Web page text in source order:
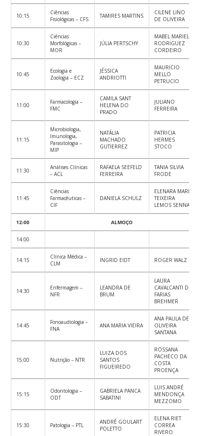
10:15
Ciências
Fisiológicas – CFS
TAMIRES MARTINS
CILENE LINO
DE OLIVEIRA
10:30
Ciências
Morfológicas –
MOR
JÚLIA PERTSCHY
MABEL MARIELA
RODRIGUEZ
CORDEIRO
10:45
Ecologia e
Zoologia – ECZ
JÉSSICA
ANDRIOTTI
MAURICIO
MELLO
PETRUCIO
11:00
Farmacologia –
FMC
CAMILA SANT
HELENA DO
PRADO
JULIANO
FERREIRA
11:15
Microbiologia,
Imunologia,
Parasitologia –
MIP
NATÁLIA
MACHADO
GUTIERREZ
PATRICIA
HERMES
STOCO
11:30
Análises Clínicas
– ACL
RAFAELA SEEFELD
FERREIRA
TANIA SILVIA
FRODE
11:45
Ciências
Farmacêuticas –
CIF
DANIELA SCHULZ
ELENARA MARIA
TEIXEIRA
LEMOS SENNA
12:00 ALMOÇO
14:00
14:15
Clínica Médica –
CLM
INGRID EIDT ROGER WALZ
14:30
Enfermagem –
NFR
LEANDRA DE
BRUM
LAURA
CAVALCANTI DE
FARIAS
BREHMER
14:45
Fonoaudiologia –
FNA
ANA MARIA VIEIRA
ANA PAULA DE
OLIVEIRA
SANTANA
15:00 Nutrição – NTR
LUIZA DOS
SANTOS
FIGUEIREDO
ROSSANA
PACHECO DA
COSTA
PROENÇA
15:15
Odontologia –
ODT
GABRIELA PANCA
SABATINI
LUIS ANDRÉ
MENDONÇA
MEZZOMO
15:30 Patologia – PTL
ANDRÉ GOULART
POLETTO
ELENA RIET
CORREA
RIVERO